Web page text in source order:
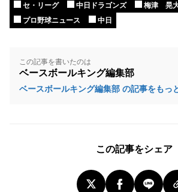
セ・リーグ 中日ドラゴンズ 梅津 晃
プロ野球ニュース
中日
この記事を書いたのは
ベースボールキング編集部
ベースボールキング編集部 の記事をもっ
この記事をシェア